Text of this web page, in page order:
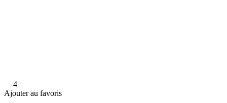
4
Ajouter au favoris